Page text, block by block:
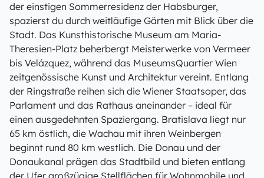
der einstigen Sommerresidenz der Habsburger,
spazierst du durch weitläufige Gärten mit Blick über die
Stadt. Das Kunsthistorische Museum am Maria-
Theresien-Platz beherbergt Meisterwerke von Vermeer
bis Velázquez, während das MuseumsQuartier Wien
zeitgenössische Kunst und Architektur vereint. Entlang
der Ringstraße reihen sich die Wiener Staatsoper, das
Parlament und das Rathaus aneinander – ideal für
einen ausgedehnten Spaziergang. Bratislava liegt nur
65 km östlich, die Wachau mit ihren Weinbergen
beginnt rund 80 km westlich. Die Donau und der
Donaukanal prägen das Stadtbild und bieten entlang
der Ufer großzügige Stellflächen für Wohnmobile und